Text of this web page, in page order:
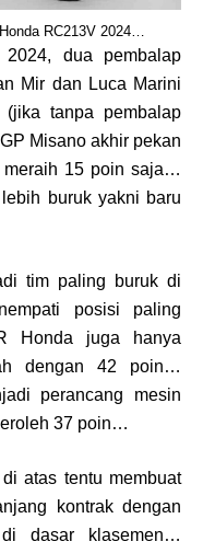
RC213V 2024…
dua pembalap
Mir dan Luca Marini
tanpa pembalap
Misano akhir pekan
meraih 15 poin saja…
buruk yakni baru
tim paling buruk di
posisi paling
Honda juga hanya
dengan 42 poin…
perancang mesin
37 poin…
atas tentu membuat
kontrak dengan
dasar klasemen…